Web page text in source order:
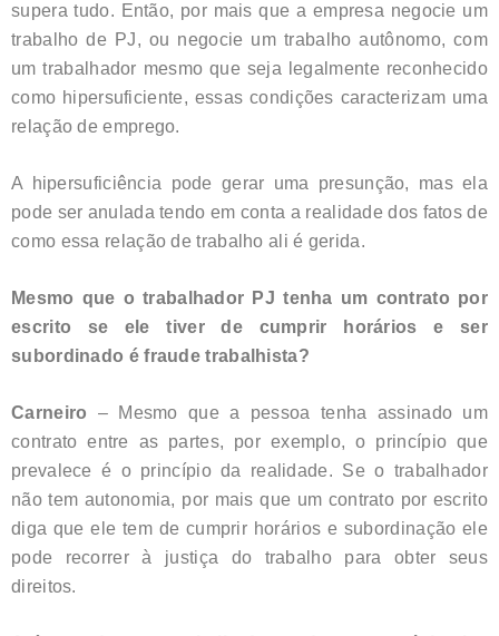
supera tudo. Então, por mais que a empresa negocie um
trabalho de PJ, ou negocie um trabalho autônomo, com
um trabalhador mesmo que seja legalmente reconhecido
como hipersuficiente, essas condições caracterizam uma
relação de emprego.
A hipersuficiência pode gerar uma presunção, mas ela
pode ser anulada tendo em conta a realidade dos fatos de
como essa relação de trabalho ali é gerida.
Mesmo que o trabalhador PJ tenha um contrato por
escrito se ele tiver de cumprir horários e ser
subordinado é fraude trabalhista?
Carneiro – Mesmo que a pessoa tenha assinado um
contrato entre as partes, por exemplo, o princípio que
prevalece é o princípio da realidade. Se o trabalhador
não tem autonomia, por mais que um contrato por escrito
diga que ele tem de cumprir horários e subordinação ele
pode recorrer à justiça do trabalho para obter seus
direitos.